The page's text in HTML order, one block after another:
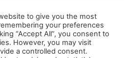
to give you the most
your preferences
“Accept All”, you consent to
However, you may visit
a controlled consent.